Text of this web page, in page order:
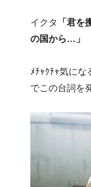
イクタ
「君
の国から…」
ﾒﾁｬｸﾁｬ気にな
でこの台詞を